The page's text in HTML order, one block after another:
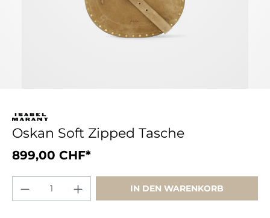
Oskan Soft Zipped Tasche
899,00 CHF*
IN DEN WARENKORB